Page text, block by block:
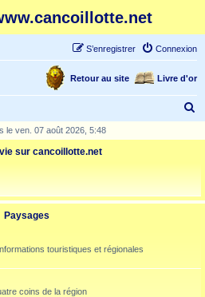
Connexion
S’enregistrer
Livre d'or
Retour au site
r
le ven. 07 août 2026, 5:48
sur cancoillotte.net
Paysages
touristiques et régionales
coins de la région